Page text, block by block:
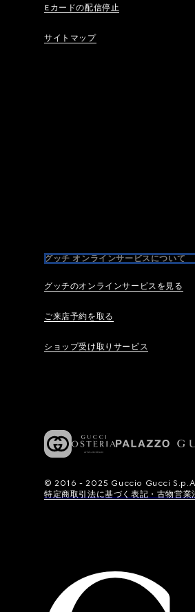
Eカードの配信停止
サイトマップ
グッチ オンラインサービスについて
グッチのオンラインサービスを見る
ご来店予約を取る
ショップ受け取りサービス
© 2016 - 2025 Guccio Gucci
特定商取引法に基づく表記・古物営業